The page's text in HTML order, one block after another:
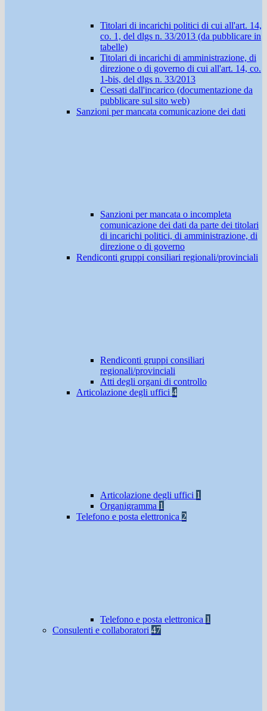
Titolari di incarichi politici di cui all'art. 14,
co. 1, del dlgs n. 33/2013 (da pubblicare in
tabelle)
Titolari di incarichi di amministrazione, di
direzione o di governo di cui all'art. 14, co.
1-bis, del dlgs n. 33/2013
Cessati dall'incarico (documentazione da
pubblicare sul sito web)
Sanzioni per mancata comunicazione dei dati
Sanzioni per mancata o incompleta
comunicazione dei dati da parte dei titolari
di incarichi politici, di amministrazione, di
direzione o di governo
Rendiconti gruppi consiliari regionali/provinciali
Rendiconti gruppi consiliari
regionali/provinciali
Atti degli organi di controllo
Articolazione degli uffici 4
Articolazione degli uffici 1
Organigramma 1
Telefono e posta elettronica 2
Telefono e posta elettronica 1
Consulenti e collaboratori 47